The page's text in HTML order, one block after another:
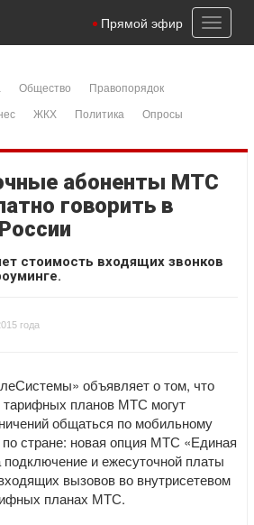
Toggle
Прямой эфир
Общество
Правопорядок
ЖКХ Политика
Опросы
абоненты МТС
говорить в
стоимость входящих звонков
года
объявляет о том, что
планов МТС могут
общаться по мобильному
стране: новая опция МТС «Единая
подключение и ежесуточной платы
вызовов во внутрисетевом
планах МТС.